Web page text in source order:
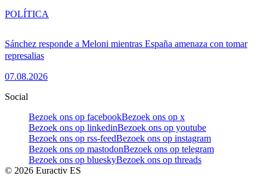
Sánchez responde a Meloni mientras España amenaza con tomar
represalias
07.08.2026
POLÍTICA
Social
Bezoek ons op facebookBezoek ons op x
Bezoek ons op linkedinBezoek ons op youtube
Bezoek ons op rss-feedBezoek ons op instagram
Bezoek ons op mastodonBezoek ons op telegram
Bezoek ons op blueskyBezoek ons op threads
© 2026 Euractiv ES